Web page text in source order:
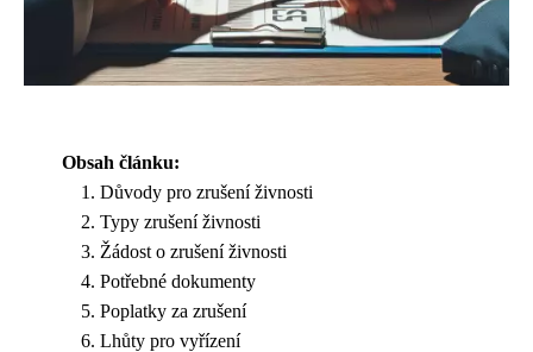
Obsah článku:
Důvody pro zrušení živnosti
Typy zrušení živnosti
Žádost o zrušení živnosti
Potřebné dokumenty
Poplatky za zrušení
Lhůty pro vyřízení